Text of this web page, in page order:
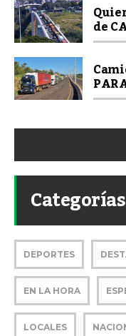
de
Categorías
DEPORTES
EN LA HORA
LOCALES